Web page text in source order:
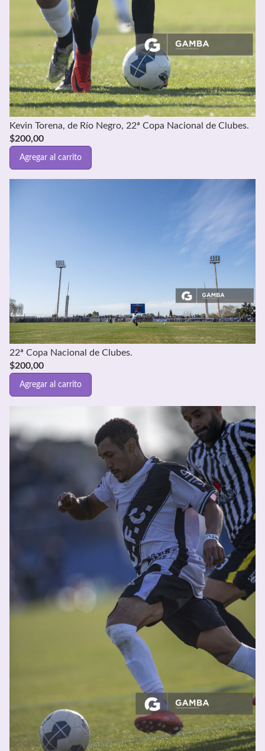
Kevin Torena, de Río Negro, 22ª Copa Nacional de Clubes.
$200,00
Agregar al carrito
22ª Copa Nacional de Clubes.
$200,00
Agregar al carrito